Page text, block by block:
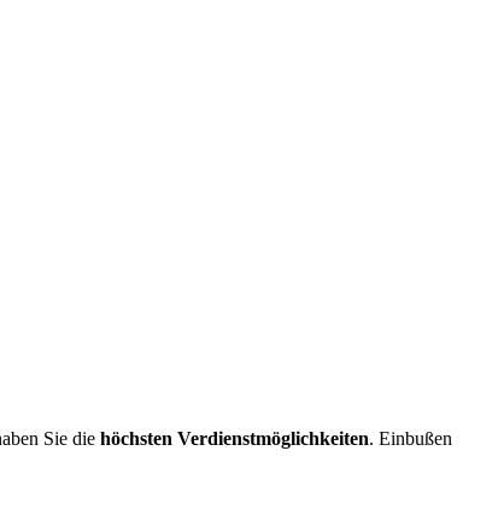
Sie die höchsten Verdienstmöglichkeiten. Einbußen